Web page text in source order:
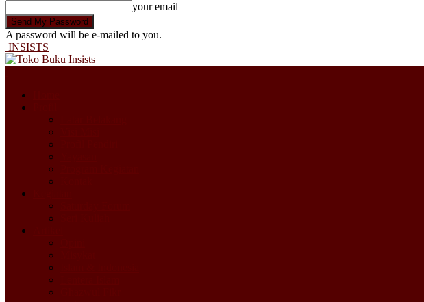
your email
A password will be e-mailed to you.
INSISTS